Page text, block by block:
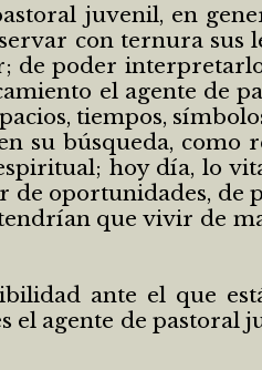
juvenil, en
con ternura sus
poder
el agente de
tiempos,
su búsqueda, como
hoy día, lo
oportunidades, de
que vivir de
ante el que
agente de pastoral